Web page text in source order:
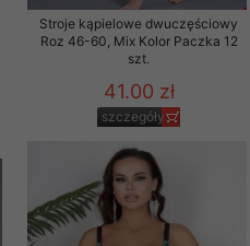
Stroje kąpielowe dwuczęściowy
Roz 46-60, Mix Kolor Paczka 12
szt.
41.00 zł
szczegóły